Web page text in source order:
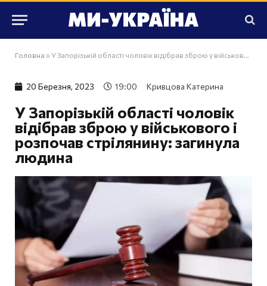
Головна » У Запорізькій області чоловік відібрав зброю у військового і розпочав стрілянину: загинула людина
20 Березня, 2023 19:00 Кривцова Катерина
У Запорізькій області чоловік
відібрав зброю у військового і
розпочав стрілянину: загинула
людина